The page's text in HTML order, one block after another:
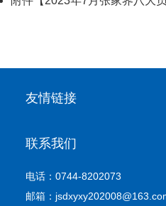
友情链接
联系我们
电话：0744-8202073
邮箱：